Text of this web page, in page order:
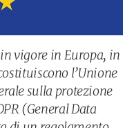
vigore in Europa, in
l’Unione
sulla protezione
(General Data